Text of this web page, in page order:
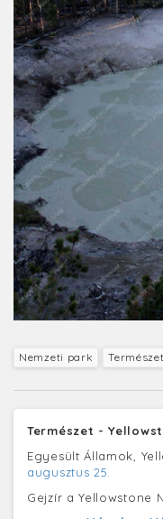
Nemzeti park Természet
Természet -
Egyesült Államok,
augusztus 25.
Gejzír a Yellowstone